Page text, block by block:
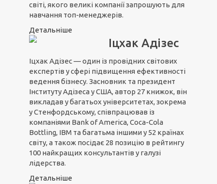
світі, якого великі компанії запрошують для
навчання топ-менеджерів.
Детальніше
Іцхак Адізес
Іцхак Адізес — один із провідних світових
експертів у сфері підвищення ефективності
ведення бізнесу. Засновник та президент
Інституту Адізеса у США, автор 27 книжок, він
викладав у багатьох університетах, зокрема
у Стенфордському, співпрацював із
компаніями Bank of America, Coca-Cola
Bottling, IBM та багатьма іншими у 52 країнах
світу, а також посідає 28 позицію в рейтингу
100 найкращих консультантів у галузі
лідерства.
Детальніше